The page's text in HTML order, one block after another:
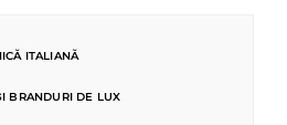
ITALIANĂ
BRANDURI DE LUX